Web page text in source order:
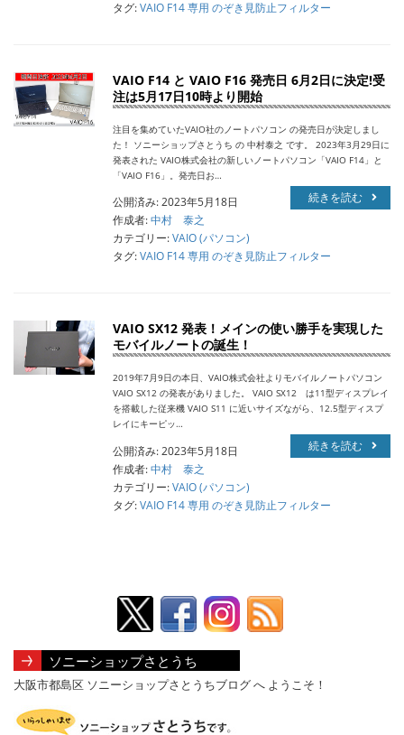
タグ:VAIO F14 専用 のぞき見防止フィルター
VAIO F14 と VAIO F16 発売日 6月2日に決定!受
注は5月17日10時より開始
注目を集めていたVAIO社のノートパソコン の発売日が決定しまし
た！ ソニーショップさとうち の 中村泰之 です。 2023年3月29日に
発表された VAIO株式会社の新しいノートパソコン「VAIO F14」と
「VAIO F16」。発売日お…
続きを読む
公開済み: 2023年5月18日
作成者:中村 泰之
カテゴリー:VAIO (パソコン)
タグ:VAIO F14 専用 のぞき見防止フィルター
VAIO SX12 発表！メインの使い勝手を実現した
モバイルノートの誕生！
2019年7月9日の本日、VAIO株式会社よりモバイルノートパソコン
VAIO SX12 の発表がありました。 VAIO SX12 は11型ディスプレイ
を搭載した従来機 VAIO S11 に近いサイズながら、12.5型ディスプ
レイにキーピッ…
続きを読む
公開済み: 2023年5月18日
作成者:中村 泰之
カテゴリー:VAIO (パソコン)
タグ:VAIO F14 専用 のぞき見防止フィルター
ソニーショップさとうち
大阪市都島区 ソニーショップさとうちブログ へ ようこそ！